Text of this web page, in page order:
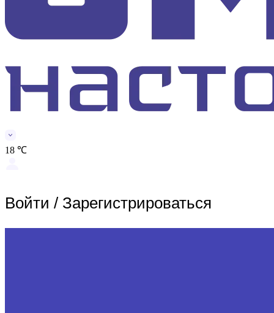
18 ℃
Войти / Зарегистрироваться